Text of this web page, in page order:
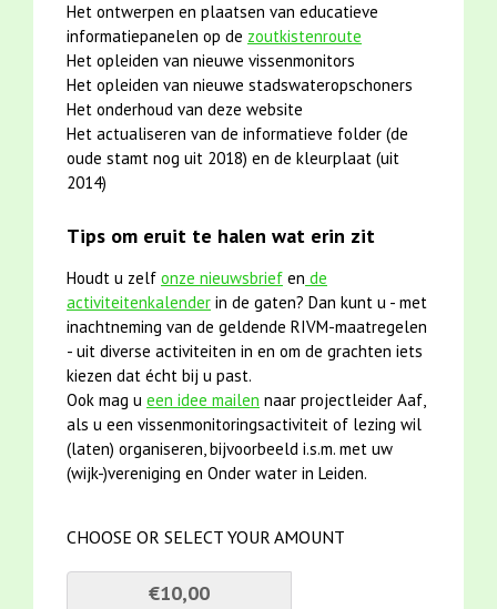
Het ontwerpen en plaatsen van educatieve
informatiepanelen op de zoutkistenroute
Het opleiden van nieuwe vissenmonitors
Het opleiden van nieuwe stadswateropschoners
Het onderhoud van deze website
Het actualiseren van de informatieve folder (de
oude stamt nog uit 2018) en de kleurplaat (uit
2014)
Tips om eruit te halen wat erin zit
Houdt u zelf onze nieuwsbrief en de
activiteitenkalender in de gaten? Dan kunt u - met
inachtneming van de geldende RIVM-maatregelen
- uit diverse activiteiten in en om de grachten iets
kiezen dat écht bij u past.
Ook mag u een idee mailen naar projectleider Aaf,
als u een vissenmonitoringsactiviteit of lezing wil
(laten) organiseren, bijvoorbeeld i.s.m. met uw
(wijk-)vereniging en Onder water in Leiden.
CHOOSE OR SELECT YOUR AMOUNT
€10,00